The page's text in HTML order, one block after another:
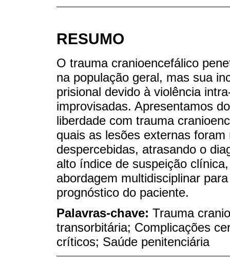
RESUMO
O trauma cranioencefálico
na população geral, mas sua
prisional devido à violência
improvisadas. Apresentamos
liberdade com trauma
quais as lesões externas
despercebidas, atrasando o
alto índice de suspeição
abordagem multidisciplinar
prognóstico do paciente.
Palavras-chave: Trauma
transorbitária; Complicações
críticos; Saúde penitenciária